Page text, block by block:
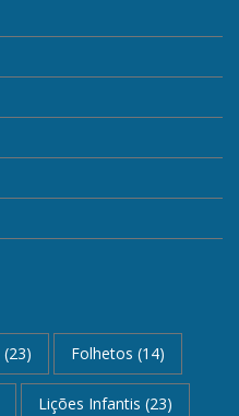
(23) Folhetos (14)
Lições Infantis (23)